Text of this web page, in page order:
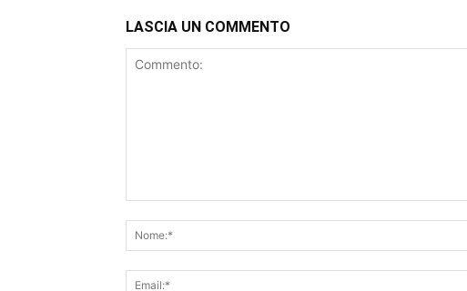
LASCIA UN COMMENTO